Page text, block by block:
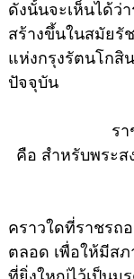
ดังนั้นจะเห็นได้ว่
สร้างขึ้นในสมัยรั
แห่งกรุงรัตนโกสิ
ปัจจุบัน
ร
คือ สำหรับพระ
คราวใดที่ราชรถ
ตลอด เพื่อให้มีส